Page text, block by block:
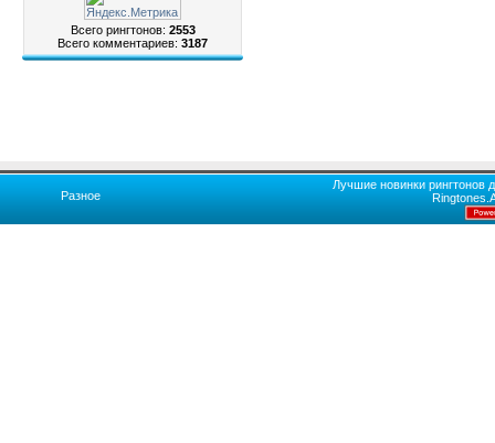
Всего рингтонов: 2553
Всего комментариев: 3187
Разное
Лучшие новинки рингтонов